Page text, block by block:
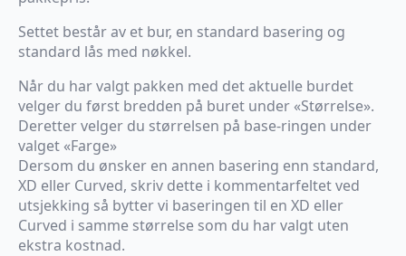
3797 kr.
3099 kr.
Settet består av et bur, en standard basering og
standard lås med nøkkel.
Når du har valgt pakken med det aktuelle burdet
velger du først bredden på buret under «Størrelse».
Deretter velger du størrelsen på base-ringen under
valget «Farge»
Dersom du ønsker en annen basering enn standard,
XD eller Curved, skriv dette i kommentarfeltet ved
utsjekking så bytter vi baseringen til en XD eller
Curved i samme størrelse som du har valgt uten
ekstra kostnad.